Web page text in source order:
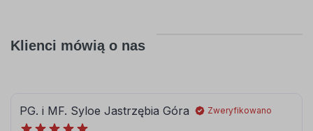
Klienci mówią o nas